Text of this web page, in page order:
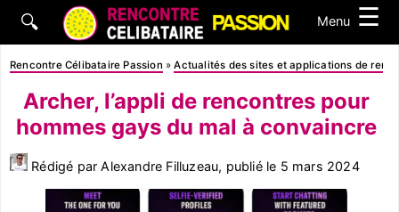
🔍 Menu ☰
Rencontre Célibataire Passion »Actualités des sites et applications de
Archer, l’appli de rencontres pour
hommes gays du mal à convaincre
Rédigé par Alexandre Filluzeau, publié le 5 mars 2024